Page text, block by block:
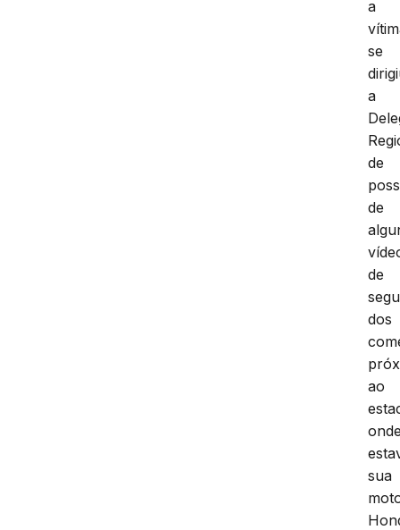
a
se
a
de
de
de
dos
ao
sua